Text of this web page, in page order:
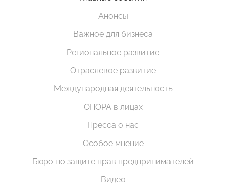
Анонсы
Важное для бизнеса
Региональное развитие
Отраслевое развитие
Международная деятельность
ОПОРА в лицах
Пресса о нас
Особое мнение
Бюро по защите прав предпринимателей
Видео